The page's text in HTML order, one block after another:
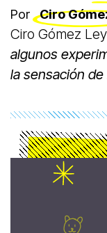
Por Ciro
Ciro Gómez
algunos
la sensación